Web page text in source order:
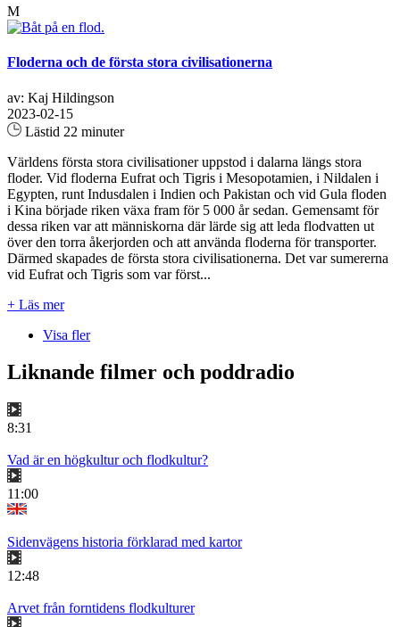
M
Floderna och de första stora civilisationerna
av: Kaj Hildingson
2023-02-15
Lästid 22 minuter
Världens första stora civilisationer uppstod i dalarna längs stora
floder. Vid floderna Eufrat och Tigris i Mesopotamien, i Nildalen i
Egypten, runt Indusdalen i Indien och Pakistan och vid Gula floden
i Kina började riken växa fram för 5 000 år sedan. Gemensamt för
dessa riken var att människorna där lärde sig att leda flodvatten ut
över den torra åkerjorden och att använda floderna för transporter.
Därmed skapades de första stora civilisationerna. Det var sumererna
vid Eufrat och Tigris som var först...
+ Läs mer
Visa fler
Liknande filmer och poddradio
8:31
Vad är en högkultur och flodkultur?
11:00
Sidenvägens historia förklarad med kartor
12:48
Arvet från forntidens flodkulturer